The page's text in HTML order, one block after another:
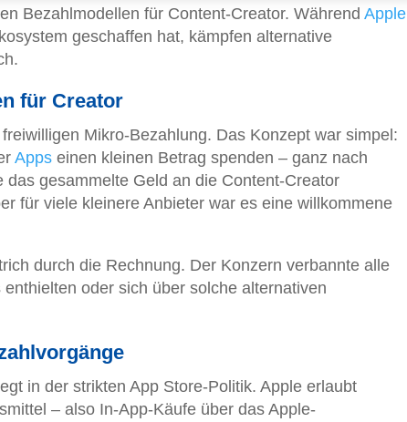
Bezahlmodellen für Content-Creator. Während Apple
geschaffen hat, kämpfen alternative
für Creator
Mikro-Bezahlung. Das Konzept war simpel:
Apps einen kleinen Betrag spenden – ganz nach
gesammelte Geld an die Content-Creator
für viele kleinere Anbieter war es eine willkommene
durch die Rechnung. Der Konzern verbannte alle
oder sich über solche alternativen
in der strikten App Store-Politik. Apple erlaubt
– also In-App-Käufe über das Apple-